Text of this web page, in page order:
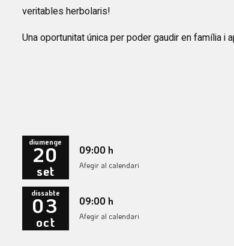
veritables herbolaris!
Una oportunitat única per poder gaudir en família
diumenge
20
set
09:00 h
Afegir al calendari
dissabte
03
oct
09:00 h
Afegir al calendari